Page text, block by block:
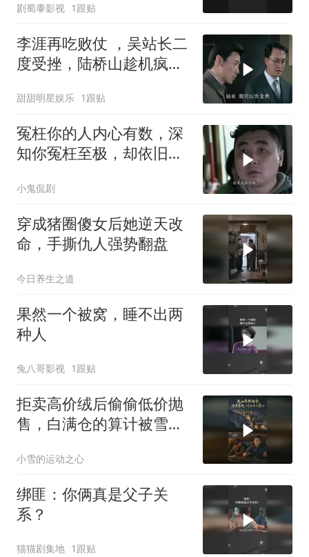
剧蜀黍影视 1跟贴
李涯再吃败仗 ，吴站长二
度受挫，陆桥山趁机疯狂
甜甜明星娱乐 1跟贴
冤枉你的人内心有数，深
知你冤枉至极，却依旧选
小鬼侃剧
穿成猪圈傻女后她逆天改
命，手撕仇人强势翻盘
今日养生之道
果然一个被窝，睡不出两
种人
兔八哥影视 1跟贴
拒卖高价绒后偷偷低价抛
售，白满仓的算计被雪夜
小雪的运动之心
绑匪：你俩真是父子关
系？
猫猫剧集地 1跟贴